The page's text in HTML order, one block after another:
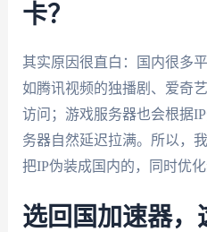
卡？
其实原因很直白：国内很多
如腾讯视频的独播剧、爱奇
访问；游戏服务器也会根据
务器自然延迟拉满。所以，
把IP伪装成国内的，同时优化
选回国加速器，